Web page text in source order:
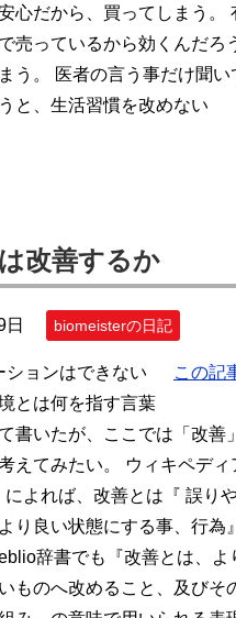
心だから、買ってしまう。
売っているから効くんだろ
う。 医者の言う事だけ聞い
と、生活習慣を改めない
改善するか
biomeisterの日記
この記
ションはできない
とは何を指す言葉
書いたが、ここでは「改善
えてみたい。 ウィキペディ
によれば、改善とは『 誤りや
り良い状態にする事、行為
辞書でも『改善とは、よ
ものへ改めること、及びそ